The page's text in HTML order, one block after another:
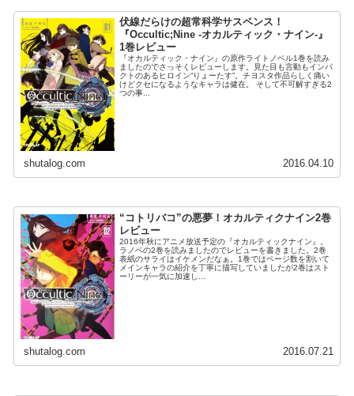
伏線だらけの超常科学サスペンス！
『Occultic;Nine -オカルティック・ナイン-』
1巻レビュー
『オカルティック・ナイン』の原作ライトノベル1巻を読み
ましたのでさっそくレビューします。見た目も言動もインパ
クトのあるヒロイン“りょーたす”。チヨスタ作品らしく痛い
けどクセになるようなキャラは健在。 そして不可解すぎる2
つの事...
shutalog.com 2016.04.10
“コトリバコ”の悪夢！オカルティクナイン2巻
レビュー
2016年秋にアニメ放送予定の『オカルティックナイン』。
ラノベの2巻を読みましたのでレビューを書きました。2巻
表紙のサライはイケメンだなぁ。1巻ではページ数を割いて
メインキャラの紹介を丁寧に描写していましたが2巻はスト
ーリーが一気に加速し...
shutalog.com 2016.07.21